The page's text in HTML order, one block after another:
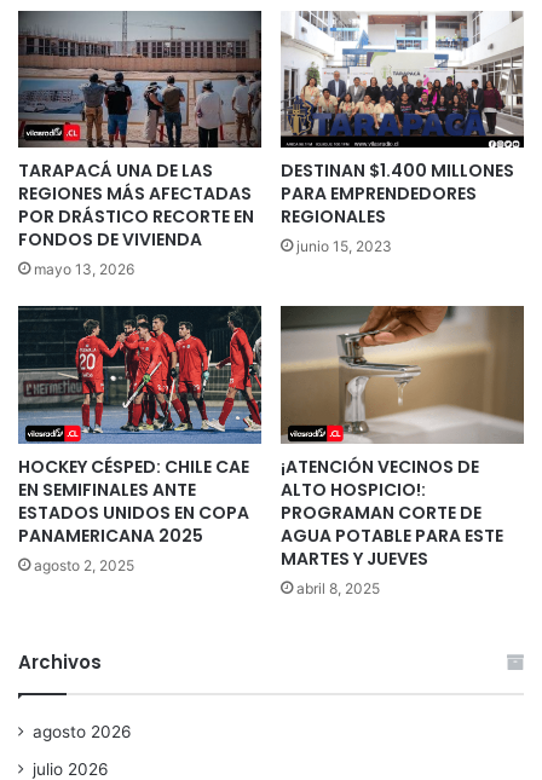
TARAPACÁ UNA DE LAS
REGIONES MÁS AFECTADAS
POR DRÁSTICO RECORTE EN
FONDOS DE VIVIENDA
mayo 13, 2026
DESTINAN $1.400 MILLONES
PARA EMPRENDEDORES
REGIONALES
junio 15, 2023
HOCKEY CÉSPED: CHILE CAE
EN SEMIFINALES ANTE
ESTADOS UNIDOS EN COPA
PANAMERICANA 2025
agosto 2, 2025
¡ATENCIÓN VECINOS DE
ALTO HOSPICIO!:
PROGRAMAN CORTE DE
AGUA POTABLE PARA ESTE
MARTES Y JUEVES
abril 8, 2025
Archivos
agosto 2026
julio 2026